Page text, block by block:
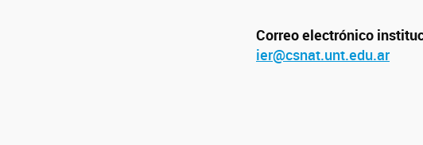
Correo electrónico
ier@csnat.unt.edu.ar